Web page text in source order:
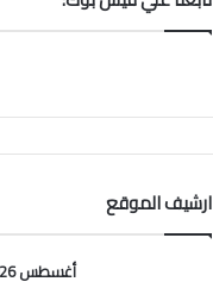
ارشيف الموقع
أغسطس 2026